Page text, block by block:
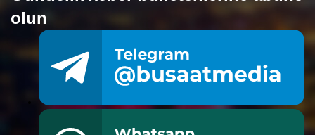
olun